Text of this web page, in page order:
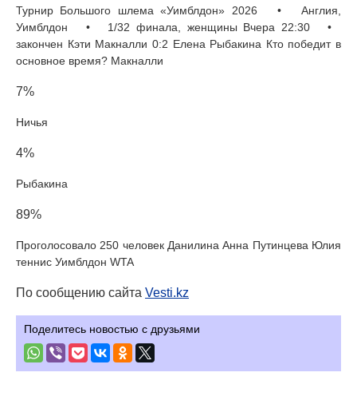
Турнир Большого шлема «Уимблдон» 2026 • Англия,
Уимблдон • 1/32 финала, женщины Вчера 22:30 •
закончен Кэти Макналли 0:2 Елена Рыбакина Кто победит в
основное время? Макналли
7%
Ничья
4%
Рыбакина
89%
Проголосовало 250 человек Данилина Анна Путинцева Юлия
теннис Уимблдон WTA
По сообщению сайта Vesti.kz
Поделитесь новостью с друзьями